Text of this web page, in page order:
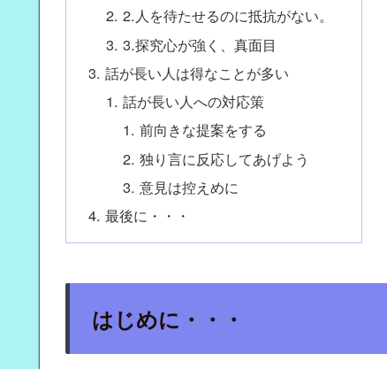
2.人を待たせるのに抵抗がない。
3.探究心が強く、真面目
話が長い人は得なことが多い
話が長い人への対応策
前向きな提案をする
独り言に反応してあげよう
意見は控えめに
最後に・・・
はじめに・・・